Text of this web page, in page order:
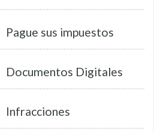
Pague sus impuestos
Documentos Digitales
Infracciones